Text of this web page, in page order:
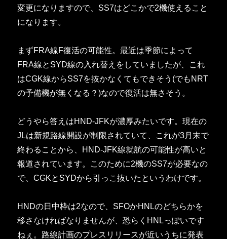
変更になりますので、SS7はどこかで2機使えること
になります。
まずFRA線F復活の可能性。最近は季節によって
FRA線とSYD線の入れ替えをしていましたが、これ
はCGK線からSS7を抜かなくてもできそう(でもNRT
の予備機が無くなる？)なので復活は無さそう。
どうやら答えはHND-JFKが濃厚みたいです。現在の
JLは新規路線開設が制限されていて、これが3月末で
終わることから、HND-JFK線就航の可能性が高いと
報道されています。このために2機のSS7が必要なの
で、CGKとSYDから引っこ抜いたというわけです。
HNDの日中枠は2なので、SFOかHNLのどちらかを
移さなければなりませんが、恐らくHNLっぽいです
ねぇ。路線計画のプレスリリースが近いうちに発表